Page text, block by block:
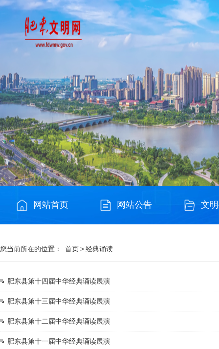
网站首页 网站公告 文
您当前所在的位置： 首页>经典诵读
肥东县第十四届中华经典诵读展演
肥东县第十三届中华经典诵读展演
肥东县第十二届中华经典诵读展演
肥东县第十一届中华经典诵读展演